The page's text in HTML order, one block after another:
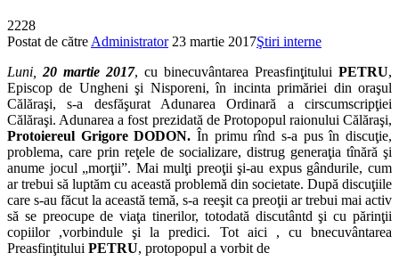
2228
Postat de către Administrator 23 martie 2017Ştiri interne
Luni, 20 martie 2017, cu binecuvântarea Preasfinţitului PETRU,
Episcop de Ungheni şi Nisporeni, în incinta primăriei din oraşul
Călăraşi, s-a desfăşurat Adunarea Ordinară a cirscumscripţiei
Călăraşi. Adunarea a fost prezidată de Protopopul raionului Călăraşi,
Protoiereul Grigore DODON. În primu rînd s-a pus în discuţie,
problema, care prin reţele de socializare, distrug generaţia tînără şi
anume jocul „morţii”. Mai mulţi preoţii şi-au expus gândurile, cum
ar trebui să luptăm cu această problemă din societate. După discuţiile
care s-au făcut la această temă, s-a reeşit ca preoţii ar trebui mai activ
să se preocupe de viaţa tinerilor, totodată discutântd şi cu părinţii
copiilor ,vorbindule şi la predici. Tot aici , cu bnecuvântarea
Preasfinţitului PETRU, protopopul a vorbit de